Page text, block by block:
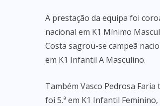
A prestação da equipa foi
nacional em K1 Mínimo
Costa sagrou-se campeã
em K1 Infantil A Masculino.
Também Vasco Pedrosa
foi 5.ª em K1 Infantil